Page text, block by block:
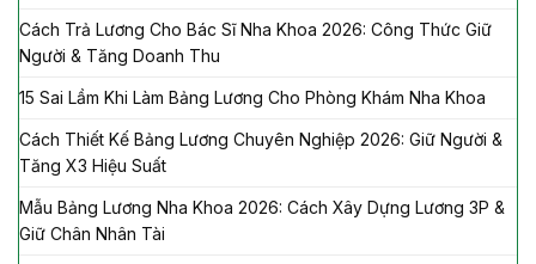
Cách Trả Lương Cho Bác Sĩ Nha Khoa 2026: Công Thức Giữ
Người & Tăng Doanh Thu
15 Sai Lầm Khi Làm Bảng Lương Cho Phòng Khám Nha Khoa
Cách Thiết Kế Bảng Lương Chuyên Nghiệp 2026: Giữ Người &
Tăng X3 Hiệu Suất
Mẫu Bảng Lương Nha Khoa 2026: Cách Xây Dựng Lương 3P &
Giữ Chân Nhân Tài